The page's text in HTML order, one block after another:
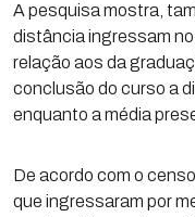
A pesquisa mostra,
distância ingressam
relação aos da
conclusão do curso a
enquanto a média
De acordo com o
que ingressaram por